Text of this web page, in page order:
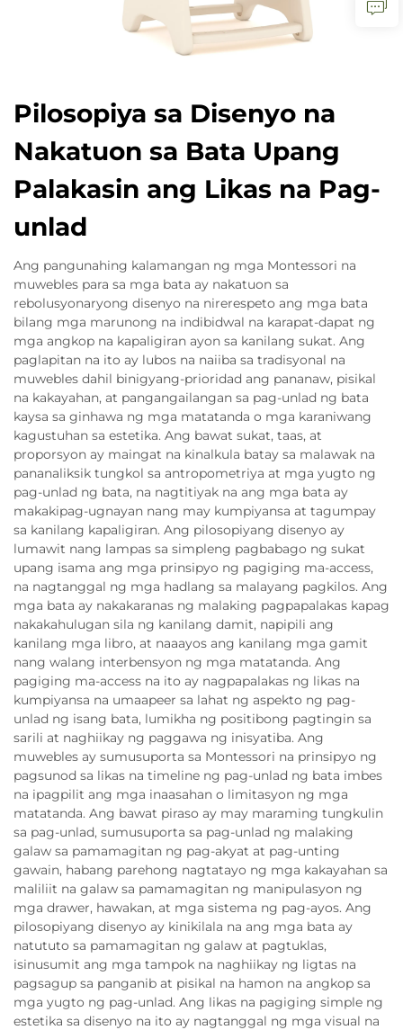
Pilosopiya sa Disenyo na
Nakatuon sa Bata Upang
Palakasin ang Likas na Pag-
unlad
Ang pangunahing kalamangan ng mga Montessori na
muwebles para sa mga bata ay nakatuon sa
rebolusyonaryong disenyo na nirerespeto ang mga bata
bilang mga marunong na indibidwal na karapat-dapat ng
mga angkop na kapaligiran ayon sa kanilang sukat. Ang
paglapitan na ito ay lubos na naiiba sa tradisyonal na
muwebles dahil binigyang-prioridad ang pananaw, pisikal
na kakayahan, at pangangailangan sa pag-unlad ng bata
kaysa sa ginhawa ng mga matatanda o mga karaniwang
kagustuhan sa estetika. Ang bawat sukat, taas, at
proporsyon ay maingat na kinalkula batay sa malawak na
pananaliksik tungkol sa antropometriya at mga yugto ng
pag-unlad ng bata, na nagtitiyak na ang mga bata ay
makakipag-ugnayan nang may kumpiyansa at tagumpay
sa kanilang kapaligiran. Ang pilosopiyang disenyo ay
lumawit nang lampas sa simpleng pagbabago ng sukat
upang isama ang mga prinsipyo ng pagiging ma-access,
na nagtanggal ng mga hadlang sa malayang pagkilos. Ang
mga bata ay nakakaranas ng malaking pagpapalakas kapag
nakakahulugan sila ng kanilang damit, napipili ang
kanilang mga libro, at naaayos ang kanilang mga gamit
nang walang interbensyon ng mga matatanda. Ang
pagiging ma-access na ito ay nagpapalakas ng likas na
kumpiyansa na umaapeer sa lahat ng aspekto ng pag-
unlad ng isang bata, lumikha ng positibong pagtingin sa
sarili at naghiikay ng paggawa ng inisyatiba. Ang
muwebles ay sumusuporta sa Montessori na prinsipyo ng
pagsunod sa likas na timeline ng pag-unlad ng bata imbes
na ipagpilit ang mga inaasahan o limitasyon ng mga
matatanda. Ang bawat piraso ay may maraming tungkulin
sa pag-unlad, sumusuporta sa pag-unlad ng malaking
galaw sa pamamagitan ng pag-akyat at pag-unting
gawain, habang parehong nagtatayo ng mga kakayahan sa
maliliit na galaw sa pamamagitan ng manipulasyon ng
mga drawer, hawakan, at mga sistema ng pag-ayos. Ang
pilosopiyang disenyo ay kinikilala na ang mga bata ay
natututo sa pamamagitan ng galaw at pagtuklas,
isinusumit ang mga tampok na naghiikay ng ligtas na
pagsagup sa panganib at pisikal na hamon na angkop sa
mga yugto ng pag-unlad. Ang likas na pagiging simple ng
estetika sa disenyo na ito ay nagtanggal ng mga visual na